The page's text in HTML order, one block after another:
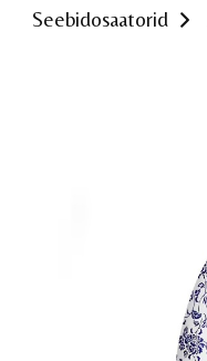
Seebidosaatorid